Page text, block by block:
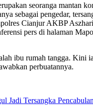
seoranga mantan
sebagai pengedar,
Cianjur AKBP
pers di halaman
ibu rumah tangga. Kini
perbuatannya.
Jadi Tersangka